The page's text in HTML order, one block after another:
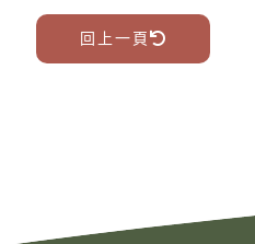
回上一頁